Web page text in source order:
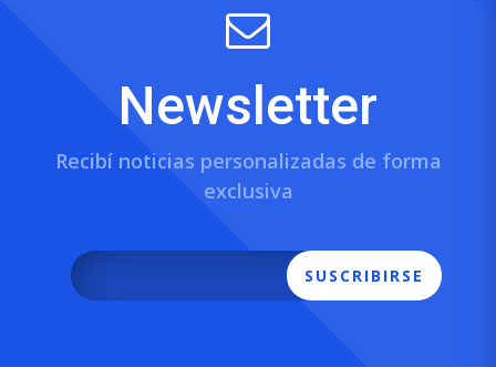
Newsletter
Recibí noticias personalizadas de forma
exclusiva
SUSCRIBIRSE